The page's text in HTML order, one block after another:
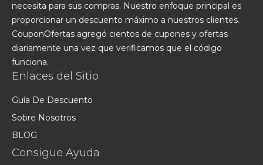
necesita para sus compras. Nuestro enfoque principal es
proporcionar un descuento máximo a nuestros clientes.
CouponOfertas agregó cientos de cupones y ofertas
diariamente una vez que verificamos que el código
funciona.
Enlaces del Sitio
Guía De Descuento
Sobre Nosotros
BLOG
Consigue Ayuda